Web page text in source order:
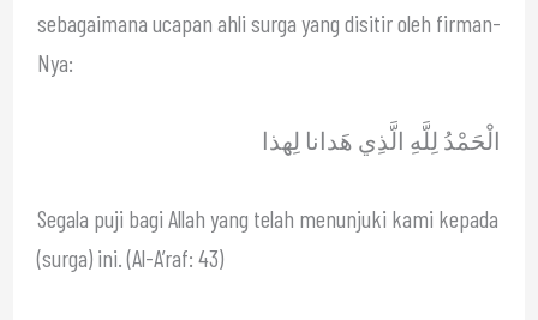
sebagaimana ucapan ahli surga yang disitir oleh firman-
Nya:
الْحَمْدُ لِلَّهِ الَّذِي هَدانا لِهذا
Segala puji bagi Allah yang telah menunjuki kami kepada
(surga) ini. (Al-A’raf: 43)